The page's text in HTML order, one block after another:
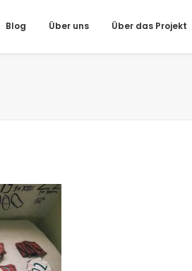
Blog Über uns Über das Projekt